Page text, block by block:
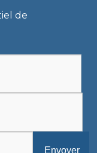
de